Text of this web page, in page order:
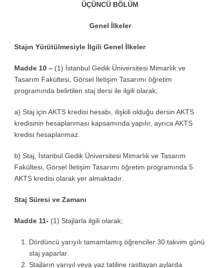
ÜÇÜNCÜ BÖLÜM
Genel İlkeler
Stajın Yürütülmesiyle İlgili Genel İlkeler
Madde 10 – (1) İstanbul Gedik Üniversitesi Mimarlık ve
Tasarım Fakültesi, Görsel İletişim Tasarımı öğretim
programında belirtilen staj dersi ile ilgili olarak;
a) Staj için AKTS kredisi hesabı, ilişkili olduğu dersin AKTS
kredisinin hesaplanması kapsamında yapılır, ayrıca AKTS
kredisi hesaplanmaz.
b) Staj, İstanbul Gedik Üniversitesi Mimarlık ve Tasarım
Fakültesi, Görsel İletişim Tasarımı öğretim programında 5
AKTS kredisi olarak yer almaktadır.
Staj Süresi ve Zamanı
Madde 11- (1) Stajlarla ilgili olarak;
Dördüncü yarıyılı tamamlamış öğrenciler 30 takvim günü
staj yaparlar.
Stajların yarıyıl veya yaz tatiline rastlayan aylarda